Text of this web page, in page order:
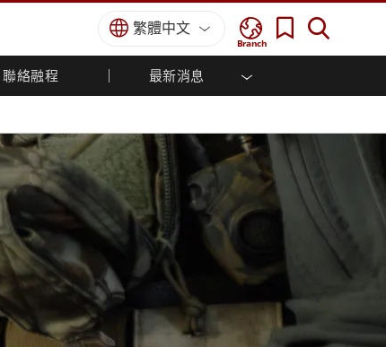
Branch
繁體中文
聯絡融程 最新消息
國防等級強固觸控筆記型電腦
國防等級強固型平板電腦
國防等級超強固型平板電腦
國防等級工業電腦
國防等級顯示器 / NVIS 顯示器
國防等級伺服器
地面控制站
船舶等級
船舶等級工業電腦
船舶解決方案
軍事國防解決方案
綠能減碳解決方案
金屬和採礦解決方案
專業認證／符合標準